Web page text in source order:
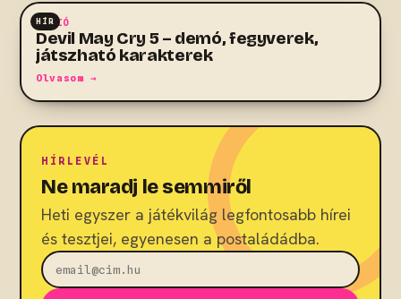
HÍR
AKCIÓ
Devil May Cry 5 – demó, fegyverek,
játszható karakterek
Olvasom →
HÍRLEVÉL
Ne maradj le semmiről
Heti egyszer a játékvilág legfontosabb hírei
és tesztjei, egyenesen a postaládádba.